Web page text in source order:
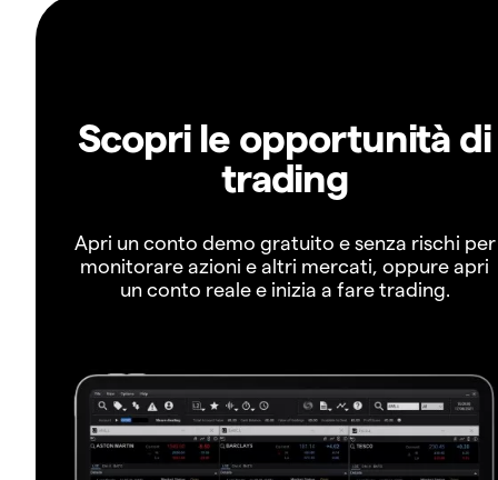
Scopri le opportunità di
trading
Apri un conto demo gratuito e senza rischi per
monitorare azioni e altri mercati, oppure apri
un conto reale e inizia a fare trading.